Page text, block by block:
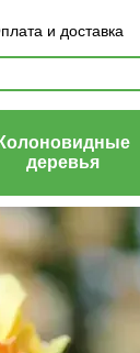
и доставка
(оферта)
Колоновидные
деревья